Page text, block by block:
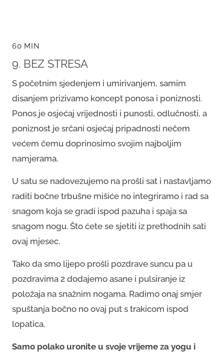
60 MIN
9. BEZ STRESA
S početnim sjedenjem i umirivanjem, samim
disanjem prizivamo koncept ponosa i poniznosti.
Ponos je osjećaj vrijednosti i punosti, odlučnosti, a
poniznost je srčani osjećaj pripadnosti nečem
većem čemu doprinosimo svojim najboljim
namjerama.
U satu se nadovezujemo na prošli sat i nastavljamo
raditi bočne trbušne mišiće no integriramo i rad sa
snagom koja se gradi ispod pazuha i spaja sa
snagom nogu. Što ćete se sjetiti iz prethodnih sati
ovaj mjesec.
Tako da smo lijepo prošli pozdrave suncu pa u
pozdravima 2 dodajemo asane i pulsiranje iz
položaja na snažnim nogama. Radimo onaj smjer
spuštanja bočno no ovaj put s trakicom ispod
lopatica.
Samo polako uronite u svoje vrijeme za yogu i